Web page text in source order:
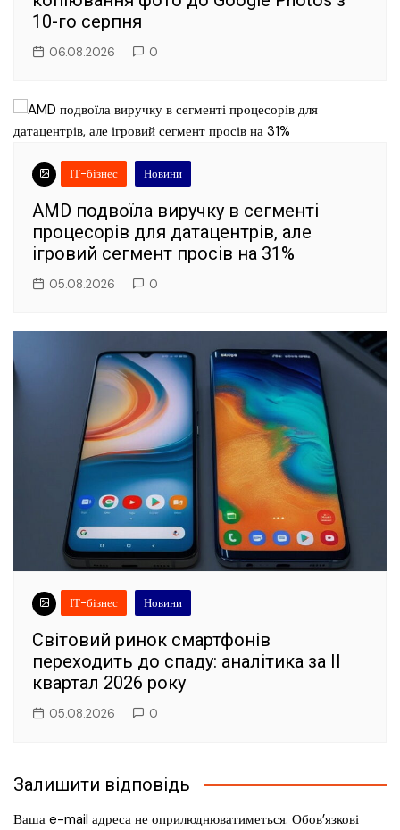
10-го серпня
06.08.2026 0
ІТ-бізнес Новини
AMD подвоїла виручку в сегменті
процесорів для датацентрів, але
ігровий сегмент просів на 31%
05.08.2026 0
ІТ-бізнес Новини
Світовий ринок смартфонів
переходить до спаду: аналітика за II
квартал 2026 року
05.08.2026 0
Залишити відповідь
Ваша e-mail адреса не оприлюднюватиметься. Обов’язкові